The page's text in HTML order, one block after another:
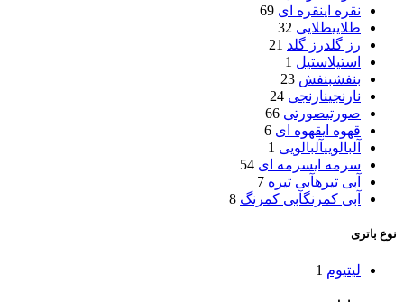
نقره اینقره ای 69
طلاییطلایی 32
رز گلدرز گلد 21
استیلاستیل 1
بنفشبنفش 23
نارنجینارنجی 24
صورتیصورتی 66
قهوه ایقهوه ای 6
آلبالوییآلبالویی 1
سرمه ایسرمه ای 54
آبی تیرهآبی تیره 7
آبی کمرنگآبی کمرنگ 8
نوع باتری
لیتیوم 1